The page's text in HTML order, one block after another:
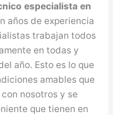
especialista en
años de experiencia
trabajan todos
en todas y
año. Esto es lo que
amables que
nosotros y se
que tienen en